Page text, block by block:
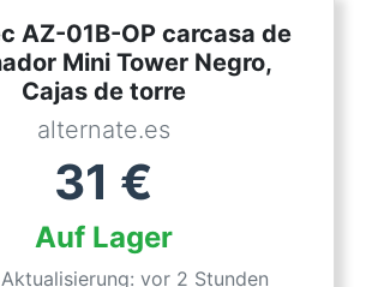
AZ-01B-OP carcasa de
Mini Tower Negro,
Cajas de torre
alternate.es
31 €
Auf Lager
vor 2 Stunden